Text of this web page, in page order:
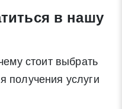
в нашу
стоит выбрать
получения услуги